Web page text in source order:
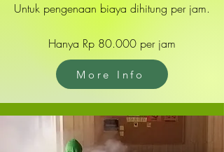
Untuk pengenaan biaya dihitung per jam.
Hanya Rp 80.000 per jam
More Info